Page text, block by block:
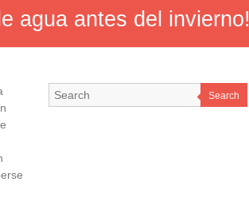
agua antes del invierno!
Search